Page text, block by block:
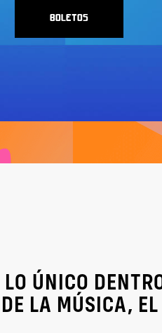
BOLETOS
ÚNICO
LA MÚSICA,